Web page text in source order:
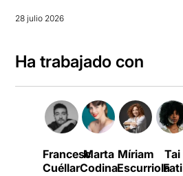
28 julio 2026
Ha trabajado con
Francesc
Cuéllar
Marta
Codina
Míriam
Escurriola
Tai
Fati